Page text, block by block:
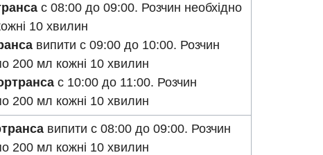
с 08:00 до 09:00. Розчин необхідно
10 хвилин
випити с 09:00 до 10:00. Розчин
200 мл кожні 10 хвилин
с 10:00 до 11:00. Розчин
200 мл кожні 10 хвилин
випити с 08:00 до 09:00. Розчин
200 мл кожні 10 хвилин